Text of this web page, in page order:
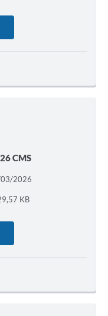
CMS
2026
KB